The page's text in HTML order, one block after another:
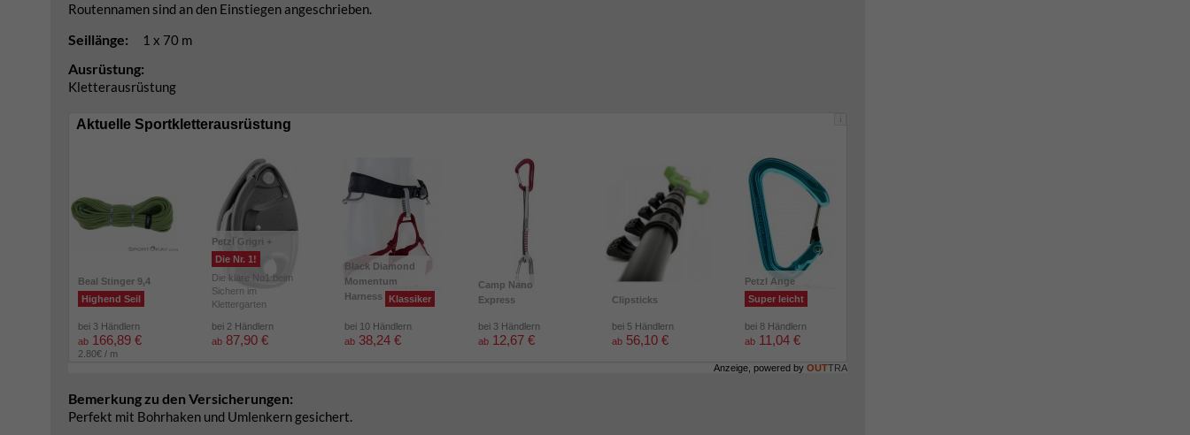
Routennamen sind an den Einstiegen angeschrieben.
Seillänge: 1 x 70 m
Ausrüstung:
Kletterausrüstung
i
Aktuelle Sportkletterausrüstung
Beal Stinger 9,4
Highend Seil
bei 3 Händlern
ab 166,89 €
2.80€ / m
Petzl Grigri +
Die Nr. 1!
Die klare No1 beim
Sichern im
Klettergarten
bei 2 Händlern
ab 87,90 €
Black Diamond
Momentum
Harness
Klassiker
bei 10 Händlern
ab 38,24 €
Camp Nano
Express
bei 3 Händlern
ab 12,67 €
Clipsticks
bei 5 Händlern
ab 56,10 €
Petzl Ange
Super leicht
bei 8 Händlern
ab 11,04 €
Anzeige, powered by OUTTRA
Bemerkung zu den Versicherungen:
Perfekt mit Bohrhaken und Umlenkern gesichert.